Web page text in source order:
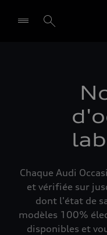
Chaque Audi
et vérifiée sur
dont l'état de
modèles 100%
disponibles et